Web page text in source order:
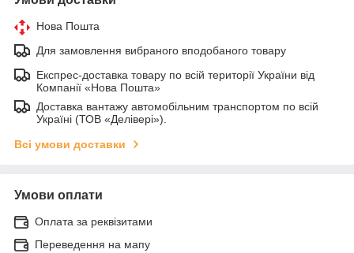
Нова Пошта
Для замовлення вибраного вподобаного товару
Експрес-доставка товару по всій території України від
Компанії «Нова Пошта»
Доставка вантажу автомобільним транспортом по всій
Україні (ТОВ «Делівері»).
Всі умови доставки
Умови оплати
Оплата за реквізитами
Переведення на мапу